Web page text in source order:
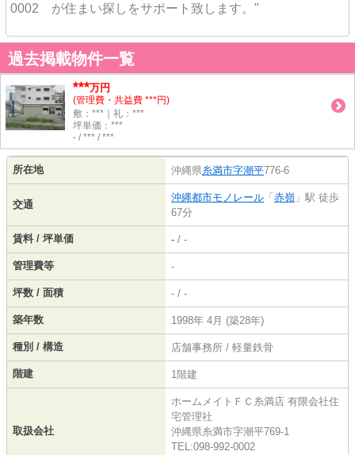
0002 が住まい探しをサポート致します。"
過去掲載物件一覧
***万円
(管理費・共益費 ***円)
敷：***｜礼：***
坪単価：***
- / *** / ***
所在地 沖縄県糸満市字潮平776-6
交通
沖縄都市モノレール 「 赤嶺 」駅 徒歩
67分
賃料 / 坪単価 - / -
管理費等 -
坪数 / 面積 - / -
築年数 1998年 4月 (築28年)
種別 / 構造 店舗事務所 / 軽量鉄骨
階建 1階建
取扱会社
ホームメイトＦＣ糸満店 有限会社住
宅管理社
沖縄県糸満市字潮平769-1
TEL:098-992-0002